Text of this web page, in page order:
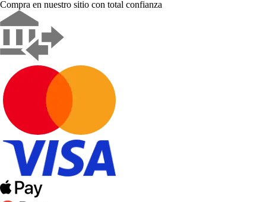
Compra en nuestro sitio con total confianza